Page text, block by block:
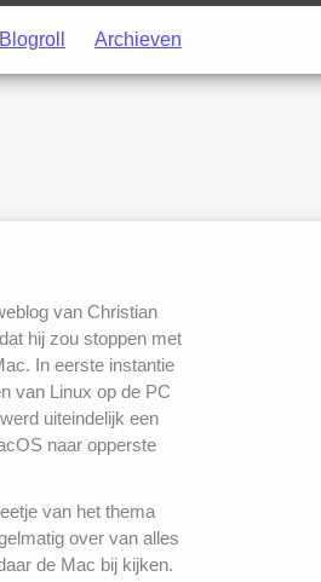
Blogroll Archieven
van Christian
hij zou stoppen met
In eerste instantie
van Linux op de PC
uiteindelijk een
naar opperste
van het thema
over van alles
de Mac bij kijken.